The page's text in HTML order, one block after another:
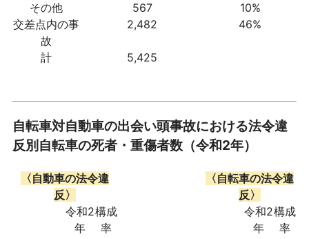
その他
567
10%
交差点内の事
故
2,482 46%
計 5,425
自転車対自動車の出会い頭事故における法令違
反別自転車の死者・重傷者数（令和2年）
〈自動車の法令違
反〉
〈自転車の法令違
反〉
令和2
年
構成
率
令和2
年
構成
率